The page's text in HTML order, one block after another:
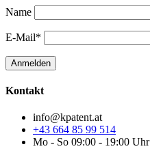
Name
E-Mail*
Kontakt
info@kpatent.at
+43 664 85 99 514
Mo - So 09:00 - 19:00 Uhr